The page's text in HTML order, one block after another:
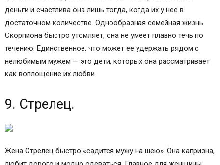
деньги и счастлива она лишь тогда, когда их у нее в
достаточном количестве. Однообразная семейная жизнь
Скорпиона быстро утомляет, она не умеет плавно течь по
течению. Единственное, что может ее удержать рядом с
нелюбимым мужем — это дети, которых она рассматривает
9. Стрелец.
Жена Стрелец быстро «садится мужу на шею». Она капризна,